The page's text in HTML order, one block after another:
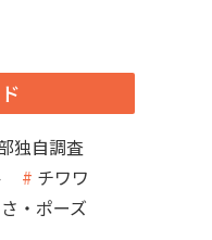
独自調査
チワワ
・ポーズ